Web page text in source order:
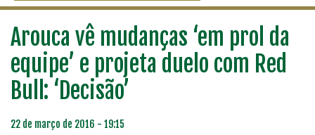
Arouca vê mudanças ‘em prol da
equipe’ e projeta duelo com Red
Bull: ‘Decisão’
22 de março de 2016 - 19:15